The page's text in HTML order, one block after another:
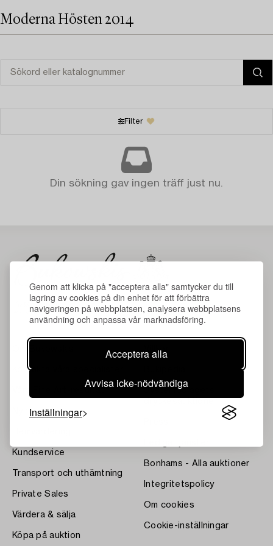
Genom att klicka på "acceptera alla" samtycker du till
lagring av cookies på din enhet för att förbättra
navigeringen på webbplatsen, analysera webbplatsens
användning och anpassa vår marknadsföring.
Acceptera alla
Avvisa icke-nödvändiga
Inställningar
Moderna Hösten 2014
Filter
Din sökning gav ingen träff just nu.
Kontakta våra specialister
Nyheter
Kundservice
Transport och uthämtning
Private Sales
Värdera & sälja
Köpa på auktion
Villkor
Systembolagets
Bonhams - Alla auktioner
Integritetspolicy
Om cookies
Cookie-inställningar